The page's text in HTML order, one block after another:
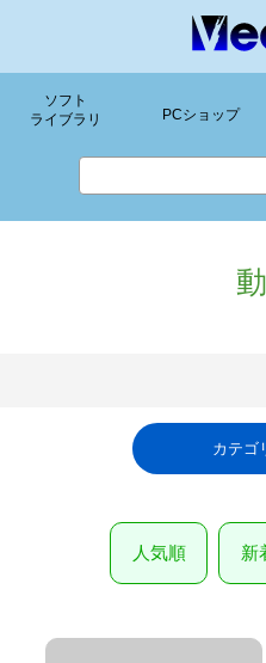
ソフト
ライブラリ
PCショップ
カテゴ
人気順 新